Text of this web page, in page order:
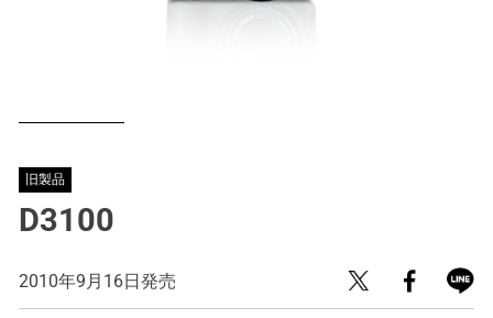
旧製品
D3100
2010年9月16日発売